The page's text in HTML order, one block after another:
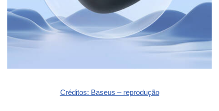
Créditos: Baseus – reprodução